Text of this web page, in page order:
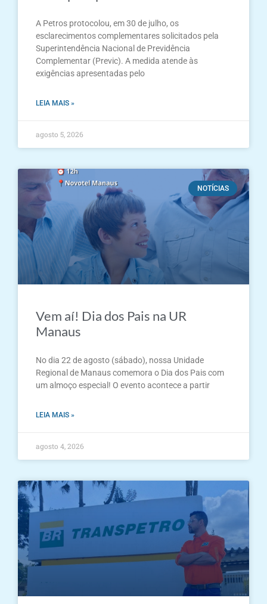
A Petros protocolou, em 30 de julho, os
esclarecimentos complementares solicitados pela
Superintendência Nacional de Previdência
Complementar (Previc). A medida atende às
exigências apresentadas pelo
LEIA MAIS »
agosto 5, 2026
NOTÍCIAS
Vem aí! Dia dos Pais na UR
Manaus
No dia 22 de agosto (sábado), nossa Unidade
Regional de Manaus comemora o Dia dos Pais com
um almoço especial! O evento acontece a partir
LEIA MAIS »
agosto 4, 2026